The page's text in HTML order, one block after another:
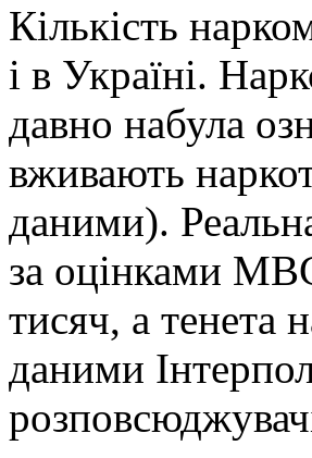
Кількість
і в Україні.
давно набула
вживають
даними).
за оцінками
тисяч, а тенета
даними